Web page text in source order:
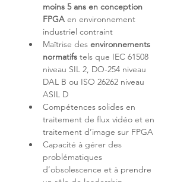
moins 5 ans en conception
FPGA en environnement
industriel contraint
Maîtrise des environnements
normatifs tels que IEC 61508
niveau SIL 2, DO-254 niveau
DAL B ou ISO 26262 niveau
Compétences solides en
traitement de flux vidéo et en
Capacité à gérer des
problématiques
d’obsolescence et à prendre